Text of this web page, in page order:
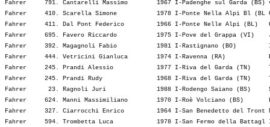
Fahrer     791. Cantarelli Massimo        1967 I-Padenghe sul Garda
Fahrer     410. Scarella Simone           1978 I-Ponte Nella Alpi Bl
Fahrer     411. Dal Pont Federico         1966 I-Ponte Nelle Alpi (BL)
Fahrer     695. Favero Riccardo           1975 I-Pove del Grappa
Fahrer     392. Magagnoli Fabio           1981 I-Rastignano (BO)
Fahrer     444. Vetricini Gianluca        1974 I-Ravenna (RA)
Fahrer     245. Prandi Alessio            1977 I-Riva del Garda (TN)
Fahrer     245. Prandi Rudy               1968 I-Riva del Garda (TN)
Fahrer      23. Ragnoli Juri              1988 I-Rodengo Saiano
Fahrer     624. Manni Massimiliano        1970 I-Roè Volciano (BS)
Fahrer     327. Ciarrocchi Enrico         1964 I-San Benedetto del
Fahrer     594. Trombetta Luca            1978 I-San Fermo della